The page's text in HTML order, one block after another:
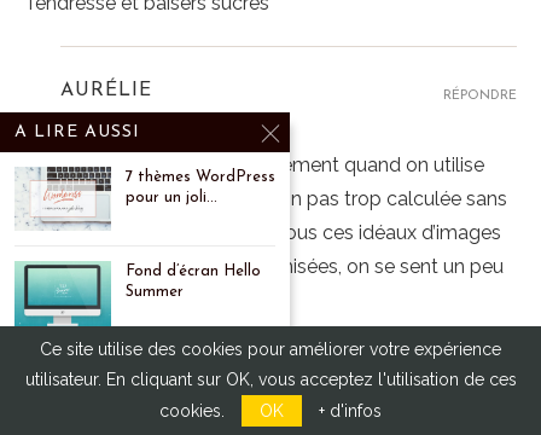
AURÉLIE
5 août 2015 - 1 h 27 min
Merci Bérengère! Effectivement quand on utilise
encore Instagram de façon pas trop calculée sans
chercher à ressembler à tous ces idéaux d’images
hyper blanches et uniformisées, on se sent un peu
seul…
RÉPONDRE
A LIRE AUSSI
7 thèmes WordPress
pour un joli...
Fond d’écran Hello
Summer
lunettes de...
Ce site utilise des cookies pour améliorer votre expérience
utilisateur. En cliquant sur OK, vous acceptez l'utilisation de ces
cookies.
OK + d'infos